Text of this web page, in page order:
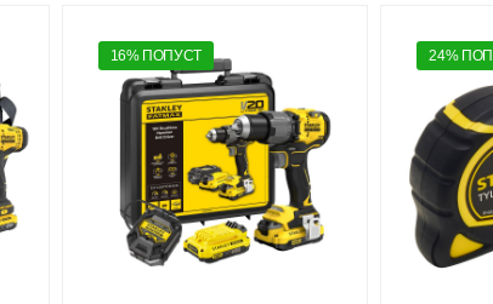
16% ПОПУСТ 24%